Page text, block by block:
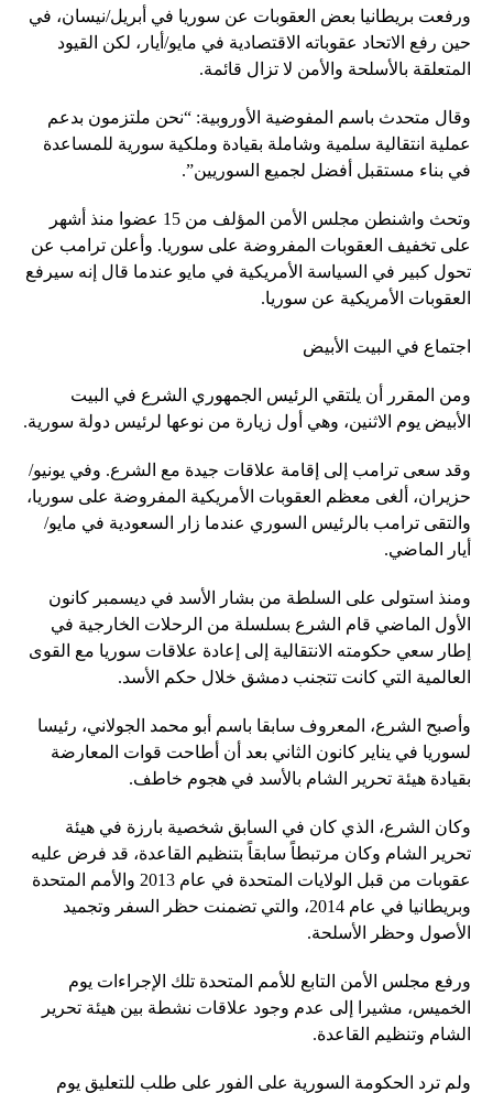
ورفعت بريطانيا بعض العقوبات عن سوريا في أبريل/نيسان، في
حين رفع الاتحاد عقوباته الاقتصادية في مايو/أيار، لكن القيود
المتعلقة بالأسلحة والأمن لا تزال قائمة.
وقال متحدث باسم المفوضية الأوروبية: “نحن ملتزمون بدعم
عملية انتقالية سلمية وشاملة بقيادة وملكية سورية للمساعدة
في بناء مستقبل أفضل لجميع السوريين”.
وتحث واشنطن مجلس الأمن المؤلف من 15 عضوا منذ أشهر
على تخفيف العقوبات المفروضة على سوريا. وأعلن ترامب عن
تحول كبير في السياسة الأمريكية في مايو عندما قال إنه سيرفع
العقوبات الأمريكية عن سوريا.
اجتماع في البيت الأبيض
ومن المقرر أن يلتقي الرئيس الجمهوري الشرع في البيت
الأبيض يوم الاثنين، وهي أول زيارة من نوعها لرئيس دولة سورية.
وقد سعى ترامب إلى إقامة علاقات جيدة مع الشرع. وفي يونيو/
حزيران، ألغى معظم العقوبات الأمريكية المفروضة على سوريا،
والتقى ترامب بالرئيس السوري عندما زار السعودية في مايو/
أيار الماضي.
ومنذ استولى على السلطة من بشار الأسد في ديسمبر كانون
الأول الماضي قام الشرع بسلسلة من الرحلات الخارجية في
إطار سعي حكومته الانتقالية إلى إعادة علاقات سوريا مع القوى
العالمية التي كانت تتجنب دمشق خلال حكم الأسد.
وأصبح الشرع، المعروف سابقا باسم أبو محمد الجولاني، رئيسا
لسوريا في يناير كانون الثاني بعد أن أطاحت قوات المعارضة
بقيادة هيئة تحرير الشام بالأسد في هجوم خاطف.
وكان الشرع، الذي كان في السابق شخصية بارزة في هيئة
تحرير الشام وكان مرتبطاً سابقاً بتنظيم القاعدة، قد فرض عليه
عقوبات من قبل الولايات المتحدة في عام 2013 والأمم المتحدة
وبريطانيا في عام 2014، والتي تضمنت حظر السفر وتجميد
الأصول وحظر الأسلحة.
ورفع مجلس الأمن التابع للأمم المتحدة تلك الإجراءات يوم
الخميس، مشيرا إلى عدم وجود علاقات نشطة بين هيئة تحرير
الشام وتنظيم القاعدة.
ولم ترد الحكومة السورية على الفور على طلب للتعليق يوم